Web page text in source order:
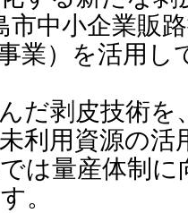
市中小企業販
業）を活用
だ剥皮技術を
利用資源の活
は量産体制
。